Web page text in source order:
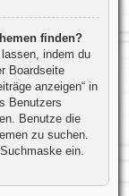
finden?
indem du
Boardseite
anzeigen“ in
Benutzers
Benutze die
zu suchen.
ein.